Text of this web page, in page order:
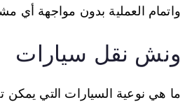
واتمام العملية بدون مواجهة أي
ونش نقل سيارات
ما هي نوعية السيارات التي يمكن